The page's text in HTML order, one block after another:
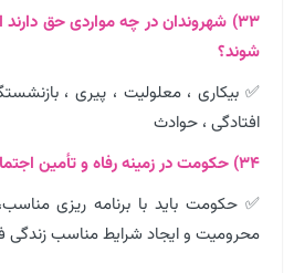
۳۳) شهروندان در چه مواردی حق دارند
شوند؟
✅ بیکاری ، معلولیت ، پیری ،
افتادگی ، حوادث
۳۴) حکومت در زمینه رفاه و تأمین اجتماعی چه وظیفه ای دارد؟
✅ حکومت باید با برنامه ریزی
محرومیت و ایجاد شرایط مناسب زندگی